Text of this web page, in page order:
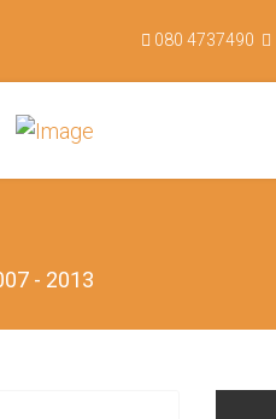
080 4737490
- 2013